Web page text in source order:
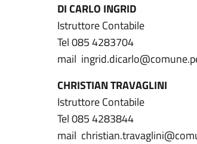
DI CARLO INGRID
Istruttore Contabile
Tel 085 4283704
mail
CHRISTIAN TRAVAGLINI
Istruttore Contabile
Tel 085 4283844
mail